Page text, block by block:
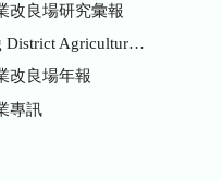
改良場研究彙報
Research and Extension Station
改良場年報
專訊